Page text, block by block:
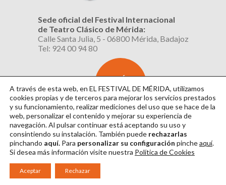
Sede oficial del Festival Internacional
de Teatro Clásico de Mérida:
Calle Santa Julia, 5 - 06800 Mérida, Badajoz
Tel: 924 00 94 80
SUSCRÍBETE
AL BOLETÍN
Aviso Legal|Política de Privacidad
|Webmaster: Axel Kacelnik
A través de esta web, en EL FESTIVAL DE MÉRIDA, utilizamos
cookies propias y de terceros para mejorar los servicios prestados
y su funcionamiento, realizar mediciones del uso que se hace de la
web, personalizar el contenido y mejorar su experiencia de
navegación. Al pulsar continuarestá aceptando su uso y
consintiendo su instalación. También puede rechazarlas
pinchando aquí. Para personalizar su configuración pincheaquí.
Si desea más información visite nuestra Política de Cookies
Aceptar Rechazar